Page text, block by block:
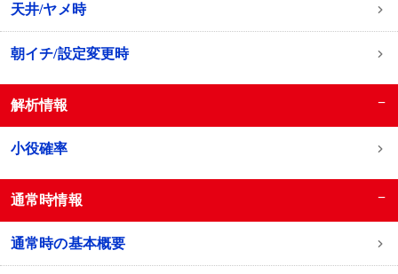
天井/ヤメ時
朝イチ/設定変更時
解析情報 −
小役確率
通常時情報 −
通常時の基本概要